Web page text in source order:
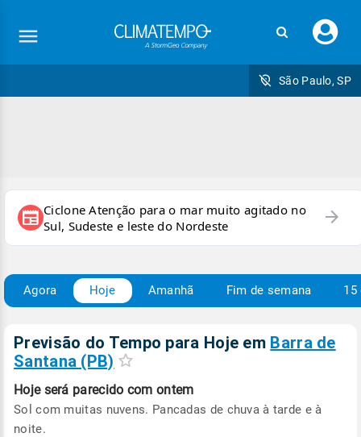
seu
São Paulo, SP
newspaper Ciclone Atenção para o mar muito agitado no
Sul, Sudeste e leste do Nordeste
arrow_forward
Agora Hoje Amanhã Fim de semana 15
Previsão do Tempo para Hoje em Barra de
Santana (PB)
Hoje será parecido com ontem
Sol com muitas nuvens. Pancadas de chuva à tarde e à
noite.